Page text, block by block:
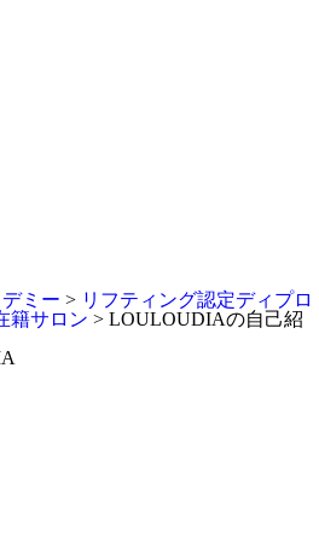
ミー > リフティング認定ディプロ
籍サロン > LOULOUDIAの自己紹